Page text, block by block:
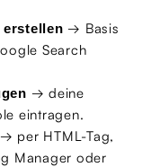
→ Basis
Search
→ deine
eintragen.
→ per HTML-Tag,
Manager oder